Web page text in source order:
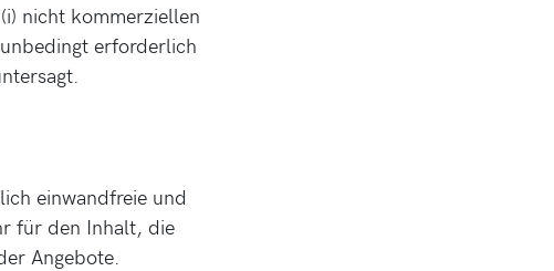
nicht kommerziellen
erforderlich
einwandfreie und
für den Inhalt, die
Angebote.